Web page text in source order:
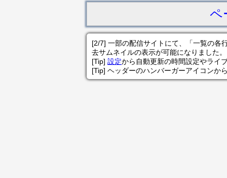
ペ
[2/7] 一部の配信サイトにて、「一覧の各
去サムネイルの表示が可能になりました。
[Tip] 設定から自動更新の時間設定やライ
[Tip] ヘッダーのハンバーガーアイコンか